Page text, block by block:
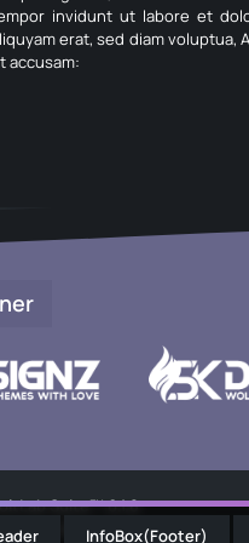
invidunt ut labore et
erat, sed diam voluptua,
accusam:
Suite™ 6.1.8
von SK-Designz.de
InfoBox(Footer)